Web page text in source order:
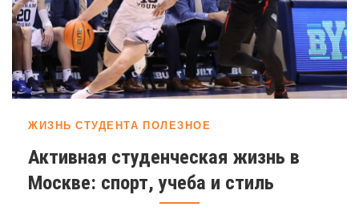
ЖИЗНЬ СТУДЕНТА ПОЛЕЗНОЕ
Активная студенческая жизнь в
Москве: спорт, учеба и стиль